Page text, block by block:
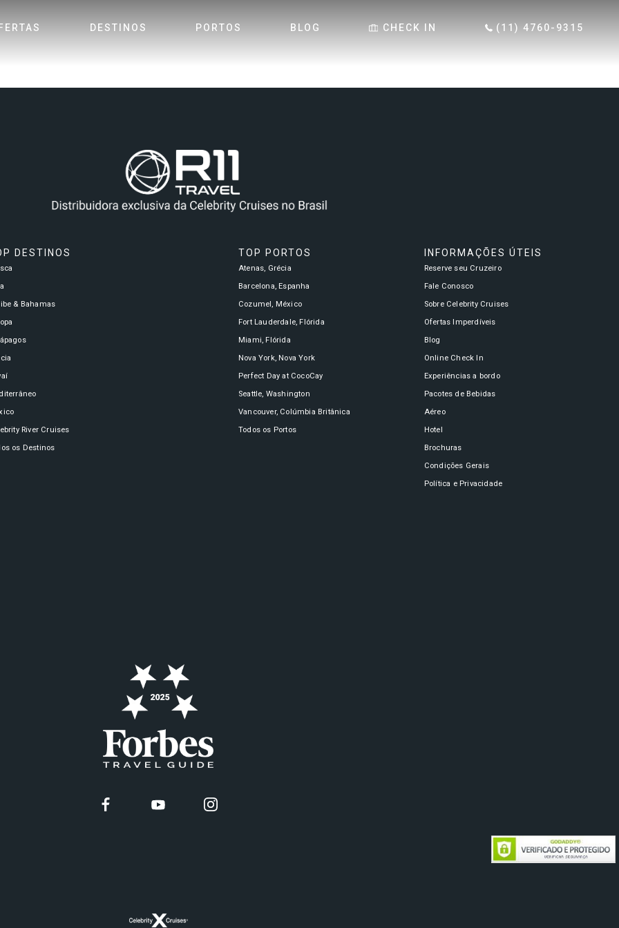
DESTINOS PORTOS BLOG CHECK IN (11) 4760-9315
DESTINOS
& Bahamas
River Cruises
os Destinos
TOP PORTOS
Atenas, Grécia
Barcelona, Espanha
Cozumel, México
Fort Lauderdale, Flórida
Miami, Flórida
Nova York, Nova York
Perfect Day at CocoCay
Seattle, Washington
Vancouver, Colúmbia Britânica
Todos os Portos
INFORMAÇÕES ÚTEIS
Reserve seu Cruzeiro
Fale Conosco
Sobre Celebrity Cruises
Ofertas Imperdíveis
Blog
Online Check In
Experiências a bordo
Pacotes de Bebidas
Aéreo
Hotel
Brochuras
Condições Gerais
Política e Privacidade